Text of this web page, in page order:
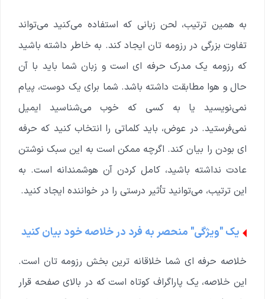
به همین ترتیب، لحن زبانی که استفاده می‌کنید می‌تواند
تفاوت بزرگی در رزومه تان ایجاد کند. به خاطر داشته باشید
که رزومه یک مدرک حرفه ای است و زبان شما باید با آن
حال و هوا مطابقت داشته باشد. شما برای یک دوست، پیام
نمی‌نویسید یا به کسی که خوب می‌شناسید ایمیل
نمی‌فرستید. در عوض، باید کلماتی را انتخاب کنید که حرفه
ای بودن را بیان کند. اگرچه ممکن است به این سبک نوشتن
عادت نداشته باشید، کامل کردن آن هوشمندانه است. به
این ترتیب، می‌توانید تأثیر درستی را در خواننده ایجاد کنید.
یک "ویژگی" منحصر به فرد در خلاصه خود بیان کنید
خلاصه حرفه ای شما خلاقانه ترین بخش رزومه تان است.
این خلاصه، یک پاراگراف کوتاه است که در بالای صفحه قرار